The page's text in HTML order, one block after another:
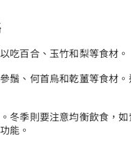
吃百合、玉竹和梨等食材。
鬚、何首烏和乾薑等食材
冬季則要注意均衡飲食，
能。